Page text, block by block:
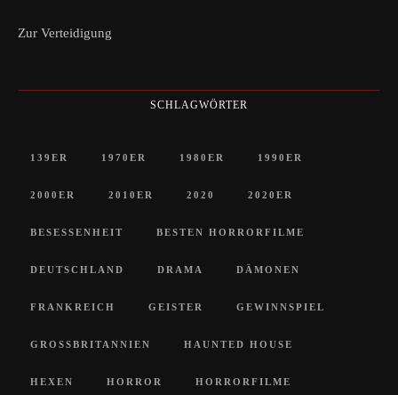
Zur Verteidigung
SCHLAGWÖRTER
139ER 1970ER 1980ER 1990ER
2000ER 2010ER 2020 2020ER
BESESSENHEIT BESTEN HORRORFILME
DEUTSCHLAND DRAMA DÄMONEN
FRANKREICH GEISTER GEWINNSPIEL
GROSSBRITANNIEN HAUNTED HOUSE
HEXEN HORROR HORRORFILME